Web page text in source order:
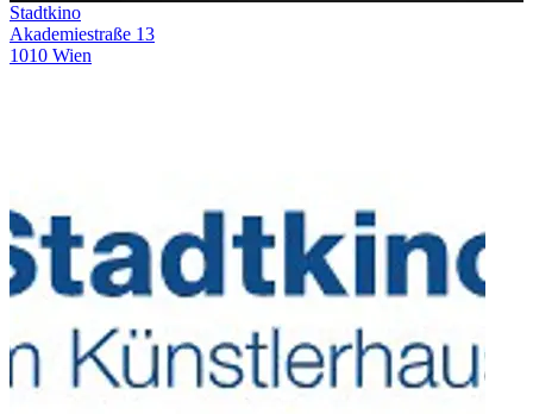
Stadtkino
Akademiestraße 13
1010 Wien